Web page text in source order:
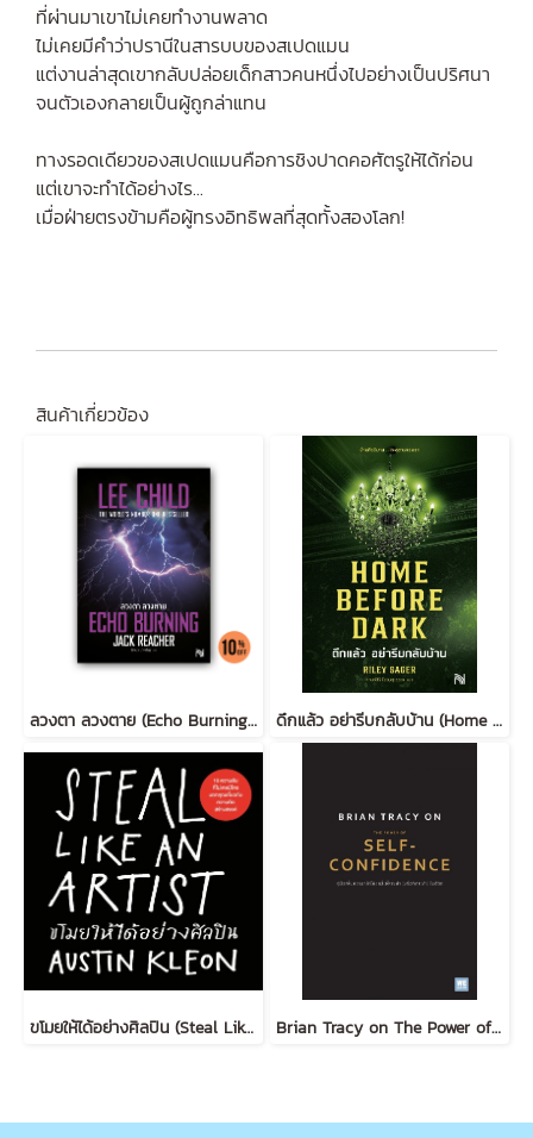
ที่ผ่านมาเขาไม่เคยทำงานพลาด
ไม่เคยมีคำว่าปรานีในสารบบของสเปดแมน
แต่งานล่าสุดเขากลับปล่อยเด็กสาวคนหนึ่งไปอย่างเป็นปริศนา
จนตัวเองกลายเป็นผู้ถูกล่าแทน
ทางรอดเดียวของสเปดแมนคือการชิงปาดคอศัตรูให้ได้ก่อน
แต่เขาจะทำได้อย่างไร...
เมื่อฝ่ายตรงข้ามคือผู้ทรงอิทธิพลที่สุดทั้งสองโลก!
สินค้าเกี่ยวข้อง
ลวงตา ลวงตาย (Echo Burning) [ฉบับปรับปรุง] #5 ดึกแล้ว อย่ารีบกลับบ้าน (Home Before Dark)
ขโมยให้ได้อย่างศิลปิน (Steal Like an Artist) (ฉบับปรับปรุง) Brian Tracy on The Power of Self-Confidence